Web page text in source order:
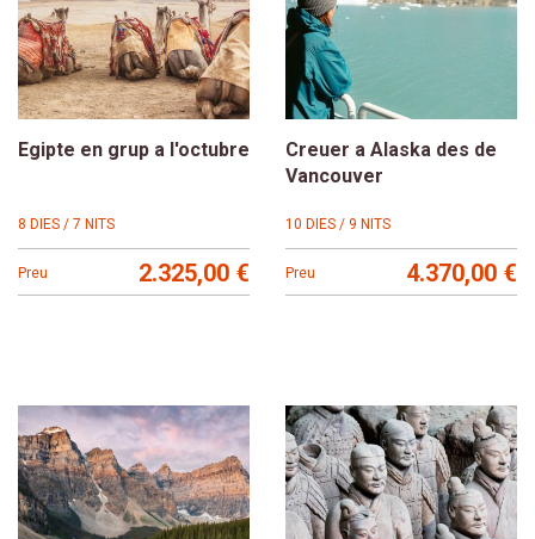
Egipte en grup a l'octubre
8 DIES / 7 NITS
Preu 2.325,00 €
Creuer a Alaska des de
Vancouver
10 DIES / 9 NITS
Preu 4.370,00 €